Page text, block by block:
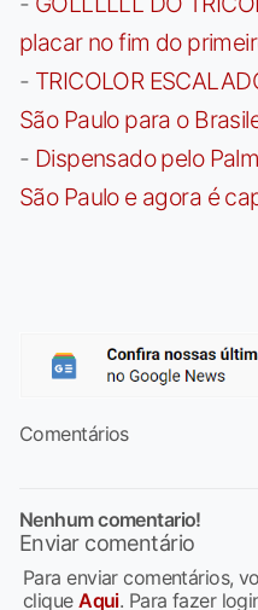
placar no fim do
- TRICOLOR
São Paulo para o
- Dispensado pelo
São Paulo e agora é
Comentários
Nenhum comentario!
Enviar comentário
Para enviar comentários,
cliqueAqui. Para fazer